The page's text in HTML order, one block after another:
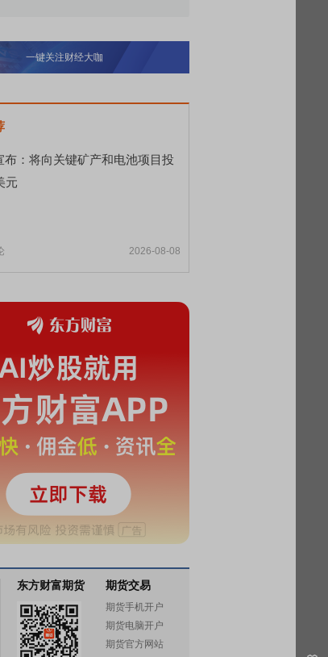
一键关注财经大咖
布：将向关键矿产和电池项目投
元
2026-08-08
东方财富期货 期货交易
期货手机开户
期货电脑开户
期货官方网站